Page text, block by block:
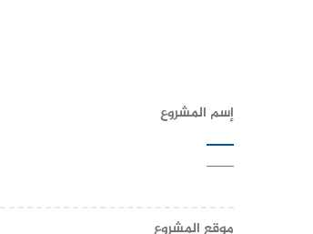
إسم المشروع
——
موقع المشروع